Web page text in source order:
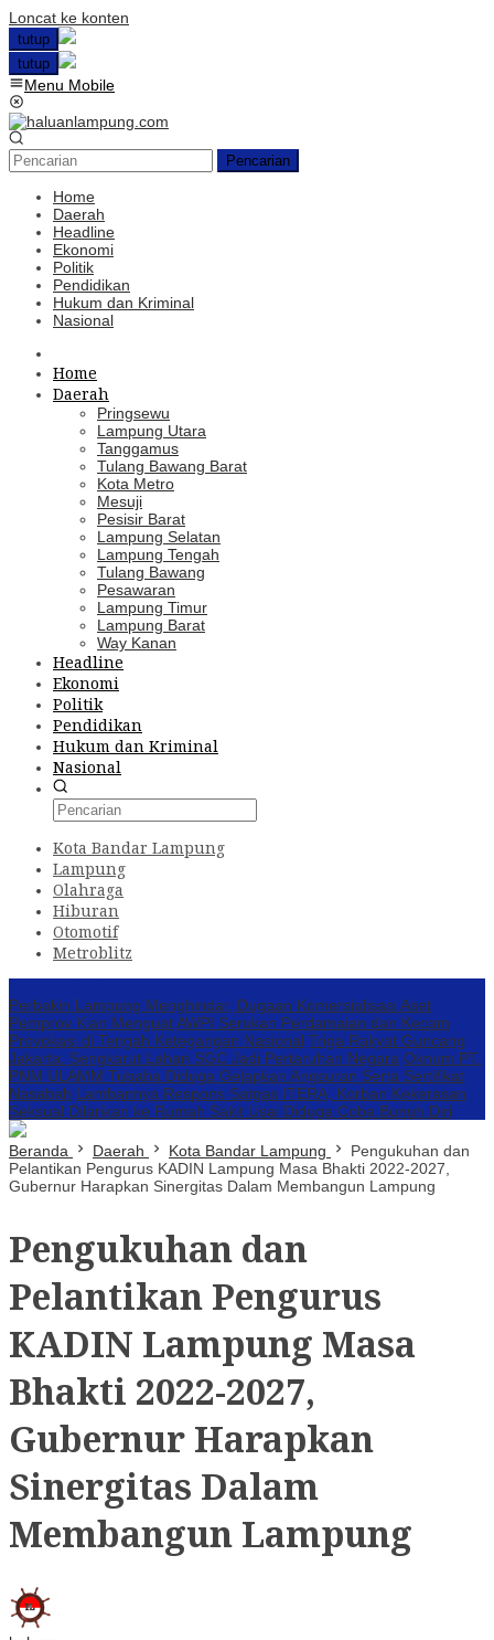
Loncat ke konten
tutup
tutup
Menu Mobile
Pencarian
Home
Daerah
Headline
Ekonomi
Politik
Pendidikan
Hukum dan Kriminal
Nasional
Home
Daerah
Pringsewu
Lampung Utara
Tanggamus
Tulang Bawang Barat
Kota Metro
Mesuji
Pesisir Barat
Lampung Selatan
Lampung Tengah
Tulang Bawang
Pesawaran
Lampung Timur
Lampung Barat
Way Kanan
Headline
Ekonomi
Politik
Pendidikan
Hukum dan Kriminal
Nasional
Kota Bandar Lampung
Lampung
Olahraga
Hiburan
Otomotif
Metroblitz
Perbakin Lampung Menghindar, Dugaan Komersialisasi Aset
Pemprov Kian MenguatAWPI Serukan Perdamaian dan Kecam
Provokasi di Tengah Ketegangan Nasional Triga Rakyat Guncang
Jakarta: Sengkarut Lahan SGC Jadi Pertaruhan Negara Oknum PT.
PNM ULAMM Tubaba Diduga Gelapkan Angsuran Serta Sertifikat
Nasabah Lambannya Respons Satgas ITERA, Korban Kekerasan
Seksual Dilarikan ke Rumah Sakit Usai Diduga Coba Bunuh Diri
Beranda Daerah Kota Bandar Lampung
Pengukuhan dan
Pelantikan Pengurus KADIN Lampung Masa Bhakti 2022-2027,
Gubernur Harapkan Sinergitas Dalam Membangun Lampung
Pengukuhan dan
Pelantikan Pengurus
KADIN Lampung Masa
Bhakti 2022-2027,
Gubernur Harapkan
Sinergitas Dalam
Membangun Lampung